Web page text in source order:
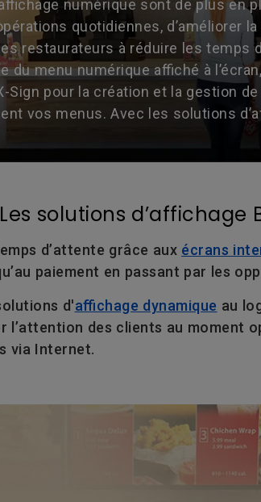
numérique sont de plus
quotidiennes, d’améliorer
restaurateurs à réduire les temps
du menu numérique affiché à
Sign pour la création et la gestion
vos menus. Avec les solutions
Les solutions
d’attente grâce aux écrans
paiement en passant par les
d'affichage dynamique au
l’attention des clients au moment
via Internet.